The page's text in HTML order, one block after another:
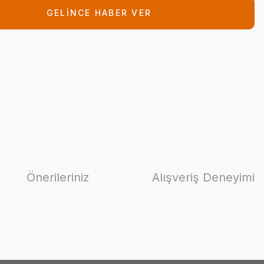
GELİNCE HABER VER
Önerileriniz Alışveriş Deneyimi